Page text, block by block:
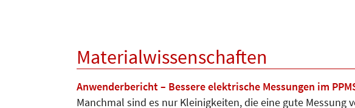
Materialwissenschaften
Anwenderbericht – Bessere elektrische Messungen im
Manchmal sind es nur Kleinigkeiten, die eine gute Messung